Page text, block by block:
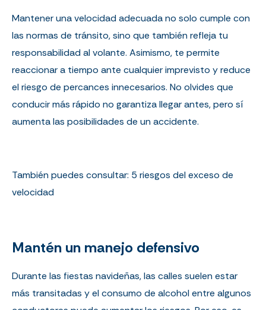
Mantener una velocidad adecuada no solo cumple con
las normas de tránsito, sino que también refleja tu
responsabilidad al volante. Asimismo, te permite
reaccionar a tiempo ante cualquier imprevisto y reduce
el riesgo de percances innecesarios. No olvides que
conducir más rápido no garantiza llegar antes, pero sí
aumenta las posibilidades de un accidente.
También puedes consultar: 5 riesgos del exceso de
velocidad
Mantén un manejo defensivo
Durante las fiestas navideñas, las calles suelen estar
más transitadas y el consumo de alcohol entre algunos